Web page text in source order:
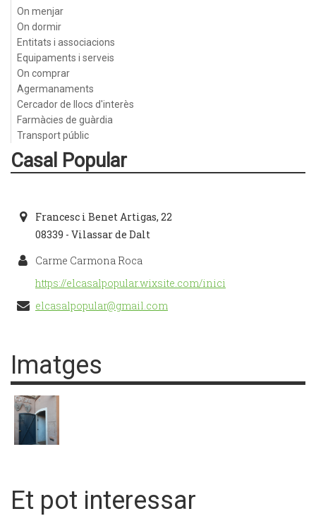
On menjar
On dormir
Entitats i associacions
Equipaments i serveis
On comprar
Agermanaments
Cercador de llocs d'interès
Farmàcies de guàrdia
Transport públic
Casal Popular
Francesc i Benet Artigas, 22
08339 - Vilassar de Dalt
Carme Carmona Roca
https://elcasalpopular.wixsite.com/inici
elcasalpopular@gmail.com
Imatges
Et pot interessar